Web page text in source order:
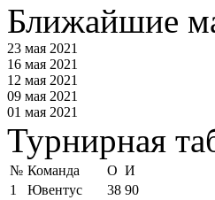
Ближайшие
23 мая 2021
16 мая 2021
12 мая 2021
09 мая 2021
01 мая 2021
Турнирная
№ Команда О И
1
Ювентус 38 90